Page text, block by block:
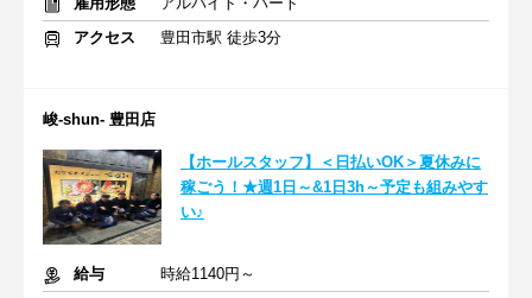
アクセス
豊田市駅 徒歩3分
峻‐shun‐ 豊田店
【ホールスタッフ】＜日払いOK＞夏休みに
稼ごう！★週1日～&1日3h～予定も組みやす
い♪
給与
時給1140円～